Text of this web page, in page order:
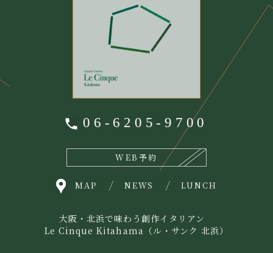
06-6205-9700
WEB予約
MAP NEWS LUNCH
大阪・北浜で味わう創作イタリアン
Le Cinque Kitahama（ル・サンク 北浜）